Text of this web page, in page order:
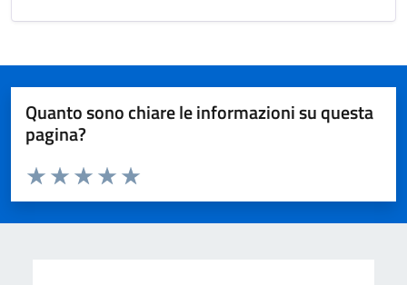
Quanto sono chiare le informazioni su questa
pagina?
Valuta da 1 a 5 stelle la pagina
Valuta 5 stelle su 5
Valuta 4 stelle su 5
Valuta 3 stelle su 5
Valuta 2 stelle su 5
Valuta 1 stelle su 5